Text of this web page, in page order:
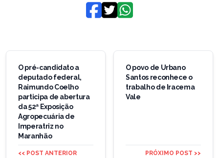
Navegação
Post
O pré-candidato a
deputado federal,
Raimundo Coelho
participa de abertura
da 52ª Exposição
Agropecuária de
Imperatriz no
Maranhão
<< POST ANTERIOR
O povo de Urbano
Santos reconhece o
trabalho de Iracema
Vale
PRÓXIMO POST >>